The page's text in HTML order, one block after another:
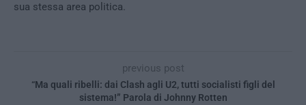
sua stessa area politica.
previous post
“Ma quali ribelli: dai Clash agli U2, tutti socialisti figli del
sistema!” Parola di Johnny Rotten